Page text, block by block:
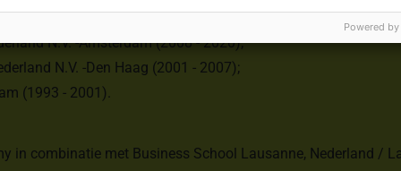
N.V. - Rotterdam (2020 - heden);
N.V. -Amsterdam (2008 - 2020);
N.V. -Den Haag (2001 - 2007);
(1993 - 2001).
in combinatie met Business School Lausanne, Nederland /
Powered by